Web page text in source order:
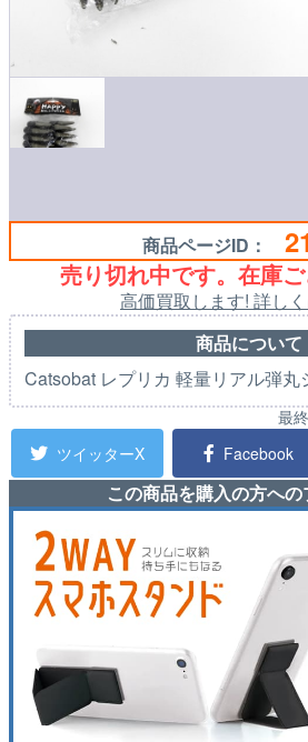
商品ページID：
売り切れ中です。在庫ご
高価買取します! 詳し
商品について
Catsobat レプリカ 軽量リアル弾丸
最
ツイッターX
Facebook
この商品を購入の方への